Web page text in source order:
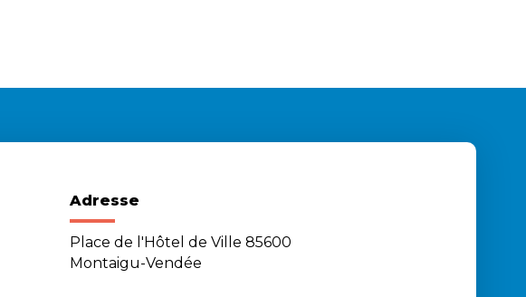
Adresse
Place de l'Hôtel de Ville 85600
Montaigu-Vendée